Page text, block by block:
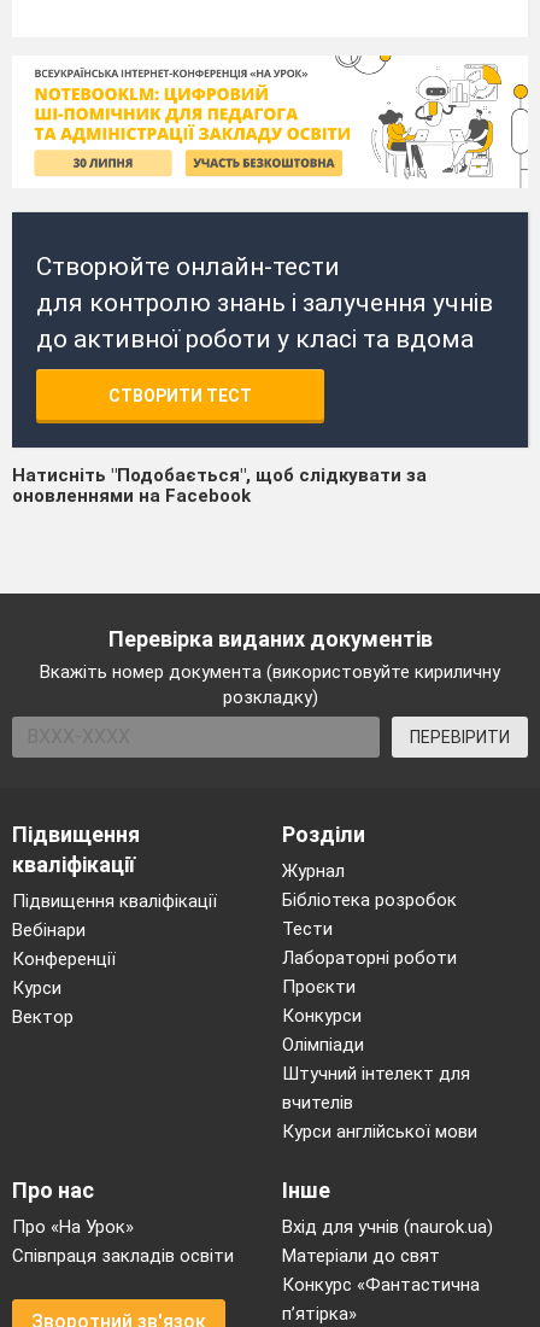
Створюйте онлайн-тести
для контролю знань і залучення учнів
до активної роботи у класі та вдома
СТВОРИТИ ТЕСТ
Натисніть "Подобається", щоб слідкувати за
оновленнями на Facebook
Перевірка виданих документів
Вкажіть номер документа (використовуйте кириличну
розкладку)
ПЕРЕВІРИТИ
Підвищення
кваліфікації
Підвищення кваліфікації
Вебінари
Конференції
Курси
Вектор
Розділи
Журнал
Бібліотека розробок
Тести
Лабораторні роботи
Проєкти
Конкурси
Олімпіади
Штучний інтелект для
вчителів
Курси англійської мови
Про нас
Про «На Урок»
Співпраця закладів освіти
Зворотний зв'язок
Інше
Вхід для учнів (naurok.ua)
Матеріали до свят
Конкурс «Фантастична
п’ятірка»